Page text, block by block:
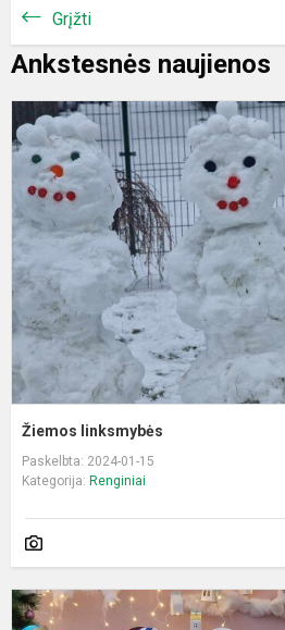
Grįžti
Ankstesnės naujienos
Žiemos linksmybės
Paskelbta: 2024-01-15
Kategorija: Renginiai